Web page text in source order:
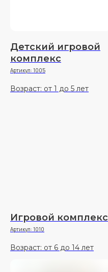
Детский игровой
комплекс
Артикул: 1005
Возраст: от 1 до 5 лет
Игровой комплекс
Артикул: 1010
Возраст: от 6 до 14 лет